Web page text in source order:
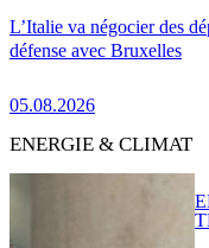
L’Italie va négocier des
défense avec Bruxelles
05.08.2026
ENERGIE & CLIMAT